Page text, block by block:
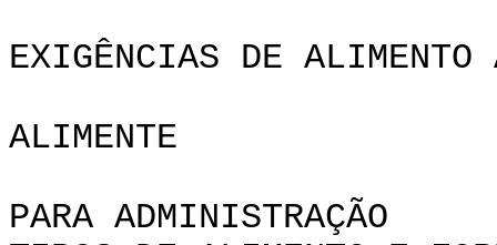
EXIGÊNCIAS DE ALIMENTO
ALIMENTE
PARA ADMINISTRAÇÃO